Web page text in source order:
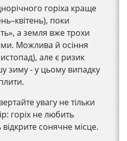
горіха краще
поки
а земля вже трохи
Можлива й осіння
але є ризик
зиму - у цьому випадку
увагу не тільки
горіх не любить
відкрите сонячне місце.